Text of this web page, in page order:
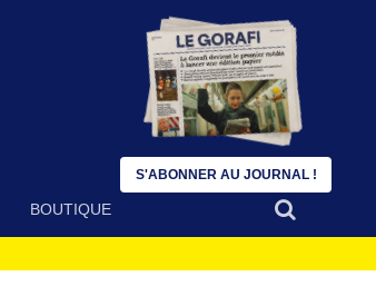
BOUTIQUE
S'ABONNER AU JOURNAL !